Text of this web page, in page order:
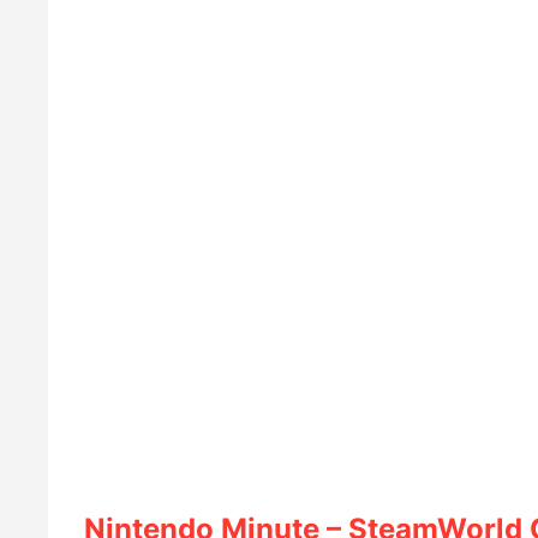
Nintendo Minute – SteamWorld